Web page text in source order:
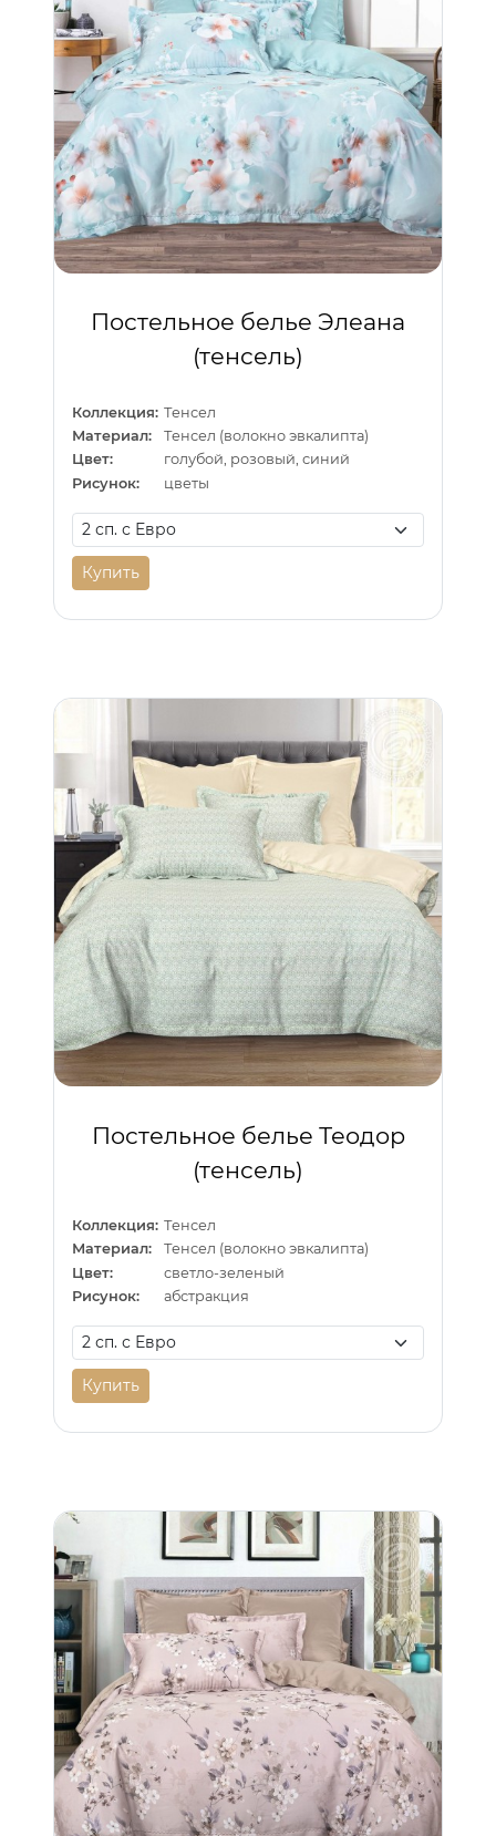
Постельное белье Элеана
(тенсель)
Коллекция: Тенсел
Материал:
Тенсел (волокно эвкалипта)
Цвет:
голубой, розовый, синий
Рисунок:
цветы
Купить
Постельное белье Теодор
(тенсель)
Коллекция: Тенсел
Материал:
Тенсел (волокно эвкалипта)
Цвет:
светло-зеленый
Рисунок:
абстракция
Купить